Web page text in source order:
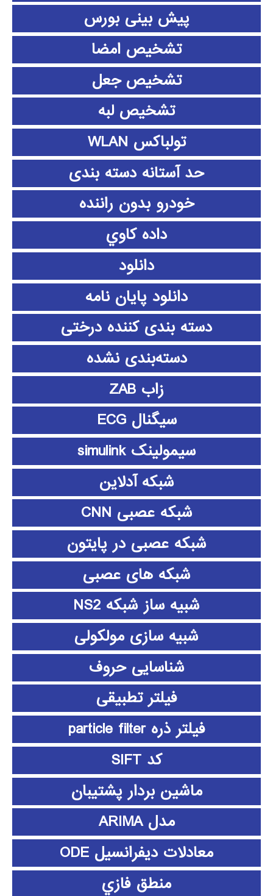
پیش بینی بورس
تشخیص امضا
تشخیص جعل
تشخیص لبه
تولباکس WLAN
حد آستانه دسته بندی
خودرو بدون راننده
داده كاوي
دانلود
دانلود پايان نامه
دسته بندی کننده درختی
دسته‌بندی نشده
زاب ZAB
سیگنال ECG
سیمولینک simulink
شبکه آدلاین
شبکه عصبی CNN
شبکه عصبی در پایتون
شبکه های عصبی
شبیه ساز شبکه NS2
شبیه سازی مولکولی
شناسایی حروف
فیلتر تطبیقی
فیلتر ذره particle filter
کد SIFT
ماشین بردار پشتیبان
مدل ARIMA
معادلات دیفرانسیل ODE
منطق فازي